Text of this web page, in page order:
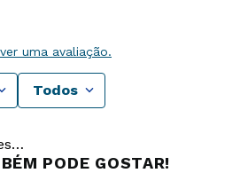
uma avaliação.
Todos
PODE GOSTAR!